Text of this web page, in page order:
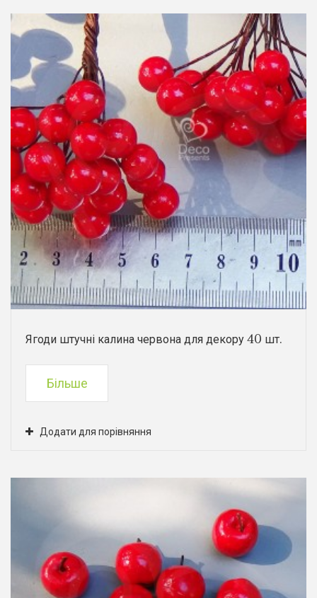
Ягоди штучні калина червона для декору 40 шт.
Більше
Додати для порівняння